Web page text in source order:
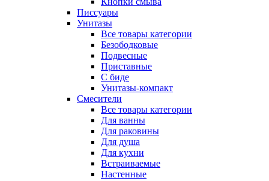
Писсуары
Унитазы
Все товары категории
Безободковые
Подвесные
Приставные
С биде
Унитазы-компакт
Смесители
Все товары категории
Для ванны
Для раковины
Для душа
Для кухни
Встраиваемые
Настенные